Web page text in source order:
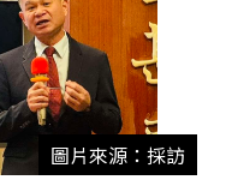
圖片來源：採訪